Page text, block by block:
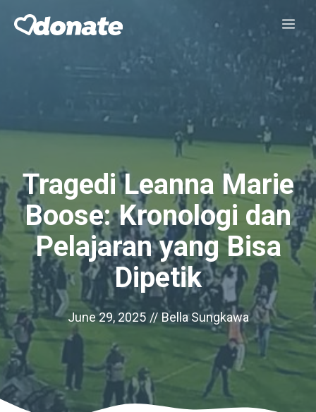
Tragedi Leanna Marie
Boose: Kronologi dan
Pelajaran yang Bisa
Dipetik
June 29, 2025 // Bella Sungkawa